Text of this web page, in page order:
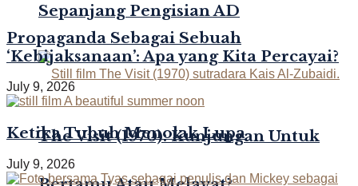
Sepanjang Pengisian AD
The Visit (1970): Kunjungan Untuk
Propaganda Sebagai Sebuah
‘Kebijaksanaan’: Apa yang Kita Percayai?
July 9, 2026
Ketika Tubuh Menolak Lupa
July 9, 2026